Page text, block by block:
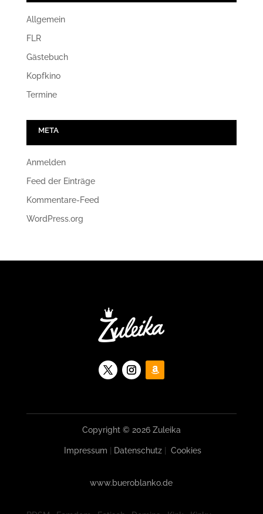
Allgemein
FLR
Gästebuch
Kopfkino
Termine
META
Anmelden
Feed der Einträge
Kommentare-Feed
WordPress.org
Copyright © 2026 Zuleika
Impressum Datenschutz| Cookies
www.bueroblanko.de